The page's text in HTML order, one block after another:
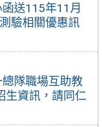
送115年11月
驗相關優惠訊
隊職場互助教
生資訊，請同仁